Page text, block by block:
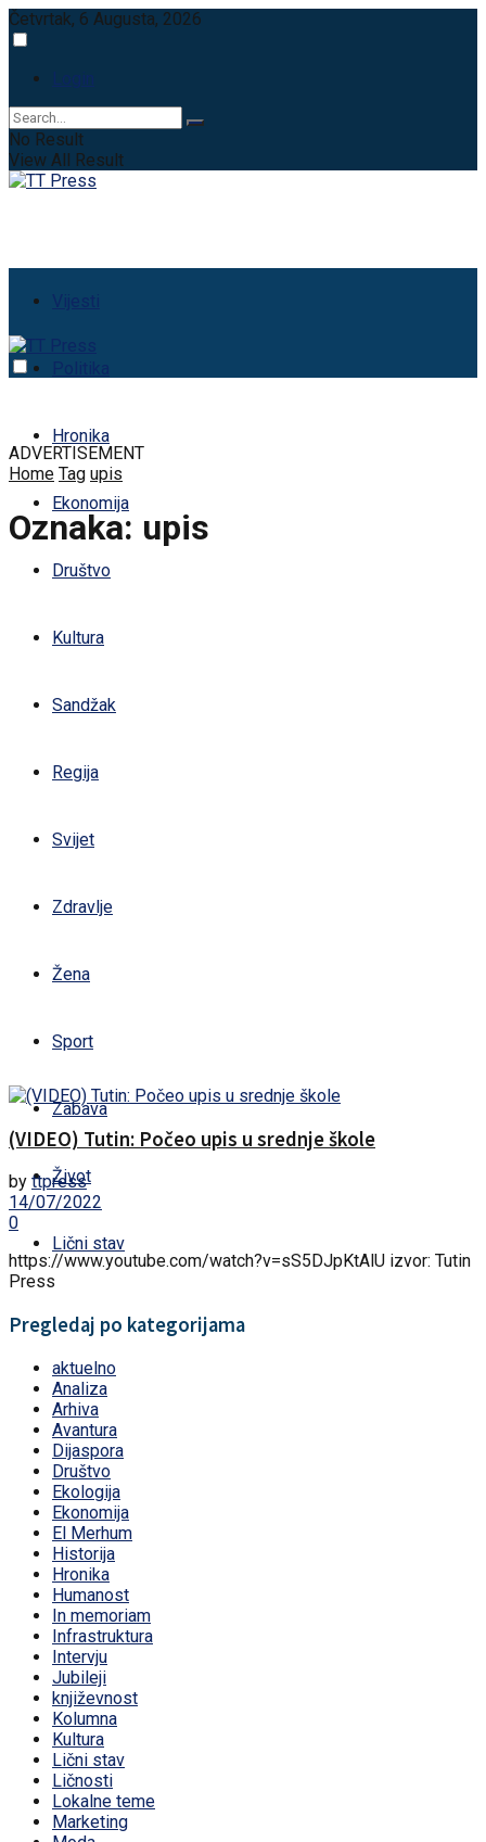
Četvrtak, 6 Augusta, 2026
Login
No Result
View All Result
Vijesti
Politika
Hronika
Ekonomija
Društvo
Kultura
Sandžak
Regija
Svijet
Zdravlje
Žena
Sport
Zabava
Život
Lični stav
ADVERTISEMENT
Home Tag upis
Oznaka: upis
(VIDEO) Tutin: Počeo upis u srednje škole
by ttpress
14/07/2022
0
https://www.youtube.com/watch?v=sS5DJpKtAlU izvor: Tutin
Press
Pregledaj po kategorijama
aktuelno
Analiza
Arhiva
Avantura
Dijaspora
Društvo
Ekologija
Ekonomija
El Merhum
Historija
Hronika
Humanost
In memoriam
Infrastruktura
Intervju
Jubileji
književnost
Kolumna
Kultura
Lični stav
Ličnosti
Lokalne teme
Marketing